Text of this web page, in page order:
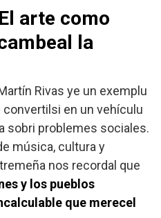
arte como
la
Rivas ye un exemplu
en un vehículu
sobri problemes sociales.
música, cultura y
nos recordal que
y los pueblos
que merecel